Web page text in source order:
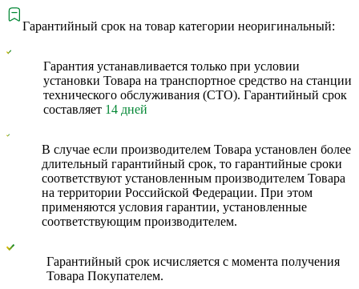
Гарантийный срок на товар категории неоригинальный:
Гарантия устанавливается только при условии
установки Товара на транспортное средство на станции
технического обслуживания (СТО). Гарантийный срок
составляет 14 дней
В случае если производителем Товара установлен более
длительный гарантийный срок, то гарантийные сроки
соответствуют установленным производителем Товара
на территории Российской Федерации. При этом
применяются условия гарантии, установленные
соответствующим производителем.
Гарантийный срок исчисляется с момента получения
Товара Покупателем.